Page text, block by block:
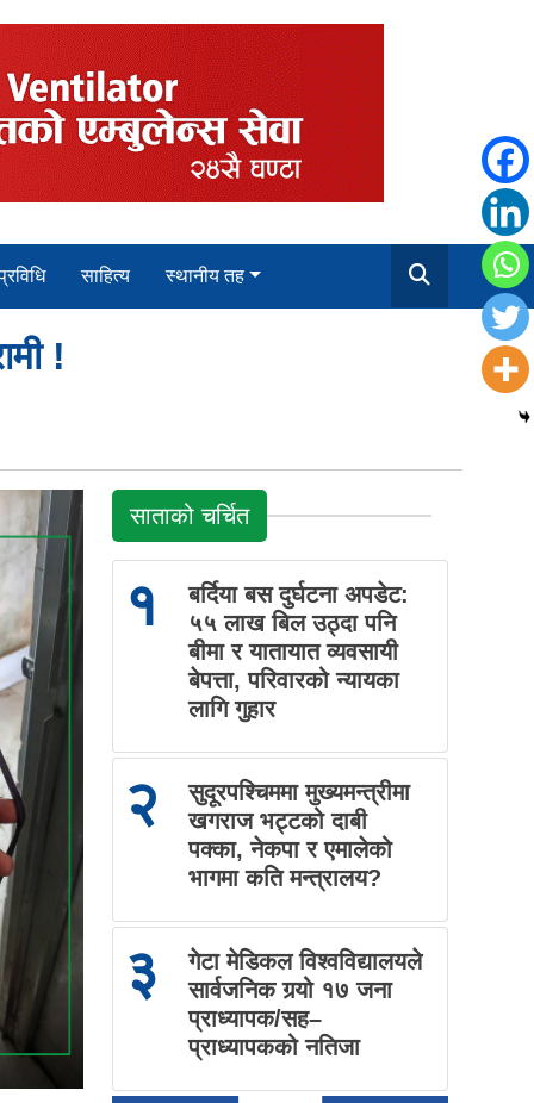
साहित्य स्थानीय तह
!
साताको चर्चित
१
बर्दिया बस दुर्घटना अपडेट:
५५ लाख बिल उठ्दा पनि
बीमा र यातायात व्यवसायी
बेपत्ता, परिवारको न्यायका
लागि गुहार
२
सुदूरपश्चिममा मुख्यमन्त्रीमा
खगराज भट्टको दाबी
पक्का, नेकपा र एमालेको
भागमा कति मन्त्रालय?
३
गेटा मेडिकल विश्वविद्यालयले
सार्वजनिक गर्‍यो १७ जना
प्राध्यापक/सह–
प्राध्यापकको नतिजा